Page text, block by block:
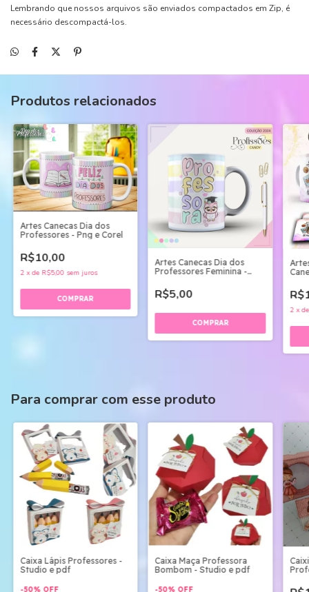
Lembrando que nossos arquivos são enviados compactados em Zip, é
necessário descompactá-los.
Produtos relacionados
Artes Canecas Dia dos
Professores - Png e Corel
R$10,00
2 xde R$5,00 sem juros
Artes Canecas Dia dos
Professores Feminina -
R$5,00
2 x
Para comprar com esse produto
Caixa Lápis Professores -
Studio e pdf
-50% OFF
Caixa Maça Professora
Bombom - Studio e pdf
-50% OFF